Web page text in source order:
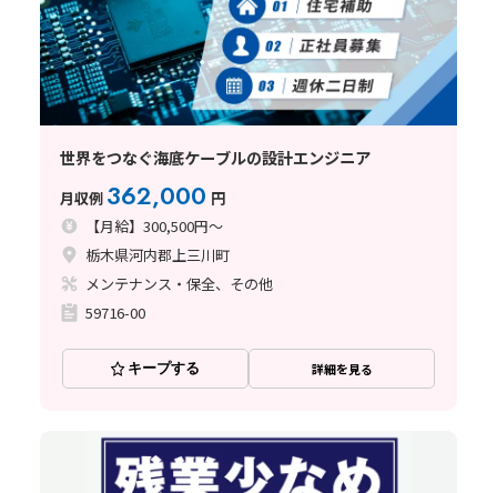
世界をつなぐ海底ケーブルの設計エンジニア
月収例 362,000 円
【月給】300,500円～
栃木県河内郡上三川町
メンテナンス・保全、その他
59716-00
キープする 詳細を見る